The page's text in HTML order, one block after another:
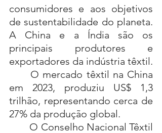
consumidores e aos objetivos
de sustentabilidade do planeta.
A China e a Índia são os
principais produtores e
exportadores da indústria têxtil.
em 2023, produziu US$ 1,3
trilhão, representando cerca de
27% da produção global.